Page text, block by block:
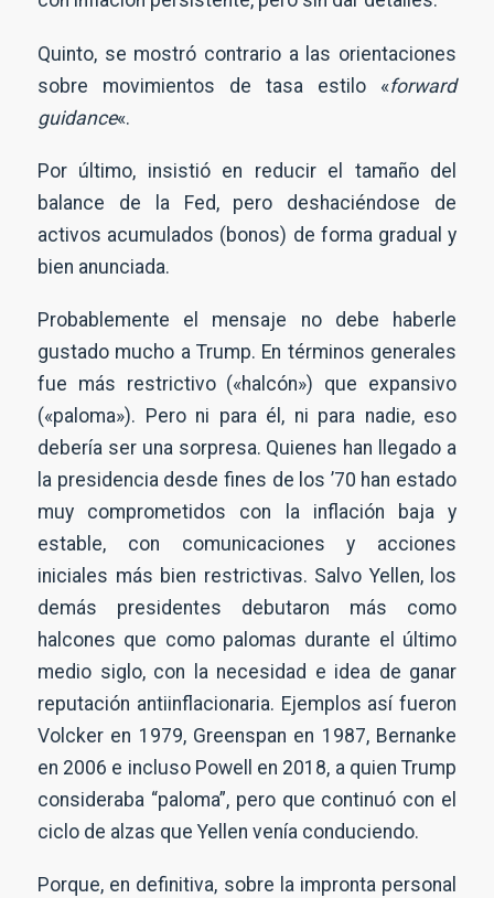
Quinto, se mostró contrario a las orientaciones
sobre movimientos de tasa estilo «forward
guidance«.
Por último, insistió en reducir el tamaño del
balance de la Fed, pero deshaciéndose de
activos acumulados (bonos) de forma gradual y
bien anunciada.
Probablemente el mensaje no debe haberle
gustado mucho a Trump. En términos generales
fue más restrictivo («halcón») que expansivo
(«paloma»). Pero ni para él, ni para nadie, eso
debería ser una sorpresa. Quienes han llegado a
la presidencia desde fines de los ’70 han estado
muy comprometidos con la inflación baja y
estable, con comunicaciones y acciones
iniciales más bien restrictivas. Salvo Yellen, los
demás presidentes debutaron más como
halcones que como palomas durante el último
medio siglo, con la necesidad e idea de ganar
reputación antiinflacionaria. Ejemplos así fueron
Volcker en 1979, Greenspan en 1987, Bernanke
en 2006 e incluso Powell en 2018, a quien Trump
consideraba “paloma”, pero que continuó con el
ciclo de alzas que Yellen venía conduciendo.
Porque, en definitiva, sobre la impronta personal
em
r
s
a
E
a
l
Suscribirme